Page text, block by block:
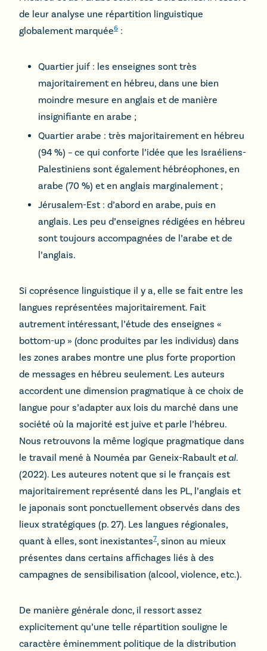
de leur analyse une répartition linguistique
globalement marquée6 :
Quartier juif : les enseignes sont très
majoritairement en hébreu, dans une bien
moindre mesure en anglais et de manière
insignifiante en arabe ;
Quartier arabe : très majoritairement en hébreu
(94 %) – ce qui conforte l’idée que les Israéliens-
Palestiniens sont également hébréophones, en
arabe (70 %) et en anglais marginalement ;
Jérusalem-Est : d’abord en arabe, puis en
anglais. Les peu d’enseignes rédigées en hébreu
sont toujours accompagnées de l’arabe et de
l’anglais.
Si coprésence linguistique il y a, elle se fait entre les
langues représentées majoritairement. Fait
autrement intéressant, l’étude des enseignes «
bottom-up » (donc produites par les individus) dans
les zones arabes montre une plus forte proportion
de messages en hébreu seulement. Les auteurs
accordent une dimension pragmatique à ce choix de
langue pour s’adapter aux lois du marché dans une
société où la majorité est juive et parle l’hébreu.
Nous retrouvons la même logique pragmatique dans
le travail mené à Nouméa par Geneix-Rabault et al.
(2022). Les auteures notent que si le français est
majoritairement représenté dans les PL, l’anglais et
le japonais sont ponctuellement observés dans des
lieux stratégiques (p. 27). Les langues régionales,
quant à elles, sont inexistantes7, sinon au mieux
présentes dans certains affichages liés à des
campagnes de sensibilisation (alcool, violence, etc.).
De manière générale donc, il ressort assez
explicitement qu’une telle répartition souligne le
caractère éminemment politique de la distribution